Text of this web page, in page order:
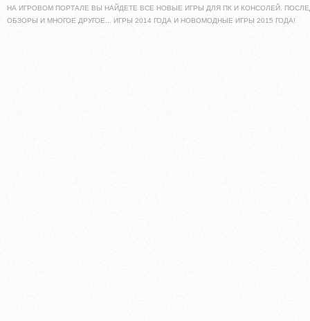
НА ИГРОВОМ ПОРТАЛЕ ВЫ НАЙДЕТЕ ВСЕ НОВЫЕ ИГРЫ ДЛЯ ПК И КОНСОЛЕЙ.
ОБЗОРЫ И МНОГОЕ ДРУГОЕ... ИГРЫ 2014 ГОДА И НОВОМОДНЫЕ ИГРЫ 2015 ГОДА!